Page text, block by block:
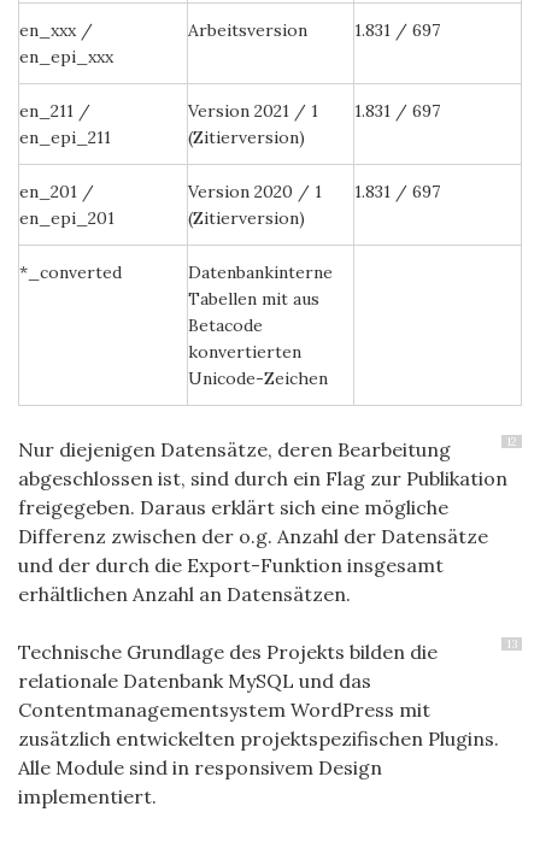
en_xxx /
en_epi_xxx
Arbeitsversion 1.831 / 697
en_211 /
en_epi_211
Version 2021 / 1
(Zitierversion)
1.831 / 697
en_201 /
en_epi_201
Version 2020 / 1
(Zitierversion)
1.831 / 697
*_converted
Datenbankinterne
Tabellen mit aus
Betacode
konvertierten
Unicode-Zeichen
12
Nur diejenigen Datensätze, deren Bearbeitung
abgeschlossen ist, sind durch ein Flag zur Publikation
freigegeben. Daraus erklärt sich eine mögliche
Differenz zwischen der o.g. Anzahl der Datensätze
und der durch die Export-Funktion insgesamt
erhältlichen Anzahl an Datensätzen.
13
Technische Grundlage des Projekts bilden die
relationale Datenbank MySQL und das
Contentmanagementsystem WordPress mit
zusätzlich entwickelten projektspezifischen Plugins.
Alle Module sind in responsivem Design
implementiert.